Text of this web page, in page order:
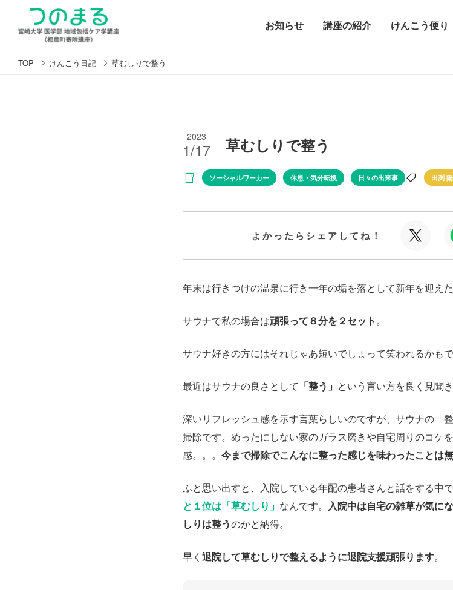
お知らせ 講座の紹介 けんこう便り
TOP けんこう日記 草むしりで整う
草むしりで整う
2023
1/17
ソーシャルワーカー 休息・気分転換 日々の出来事 田渕
よかったらシェアしてね！
年末は行きつけの温泉に行き一年の垢を落として新年を迎え
サウナで私の場合は頑張って８分を２セット。
サウナ好きの方にはそれじゃあ短いでしょって笑われるかもで
最近はサウナの良さとして 「整う」 という言い方を良く見聞き
深いリフレッシュ感を示す言葉らしいのですが、サウナの「
掃除です。めったにしない家のガラス磨きや自宅周りのコケ
感。。。 今まで掃除でこんなに整った感じを味わったことは
ふと思い出すと、入院している年配の患者さんと話をする中で
と１位は「草むしり」 なんです。 入院中は自宅の雑草が気に
しりは整うのかと納得。
早く 退院して草むしりで整えるように退院支援頑張ります。